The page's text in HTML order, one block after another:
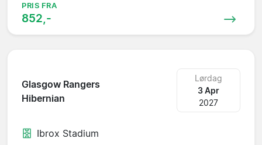
PRIS FRA
852,-
Glasgow Rangers
Hibernian
Lørdag
3 Apr
2027
Ibrox Stadium